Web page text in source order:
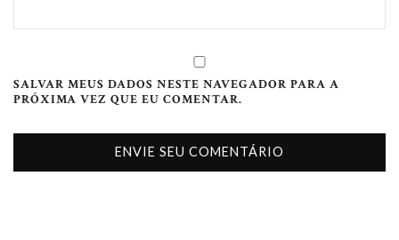
SALVAR MEUS DADOS NESTE NAVEGADOR PARA A
PRÓXIMA VEZ QUE EU COMENTAR.